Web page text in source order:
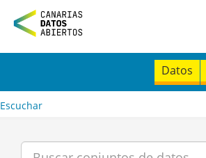
n
t
Datos
Escuchar